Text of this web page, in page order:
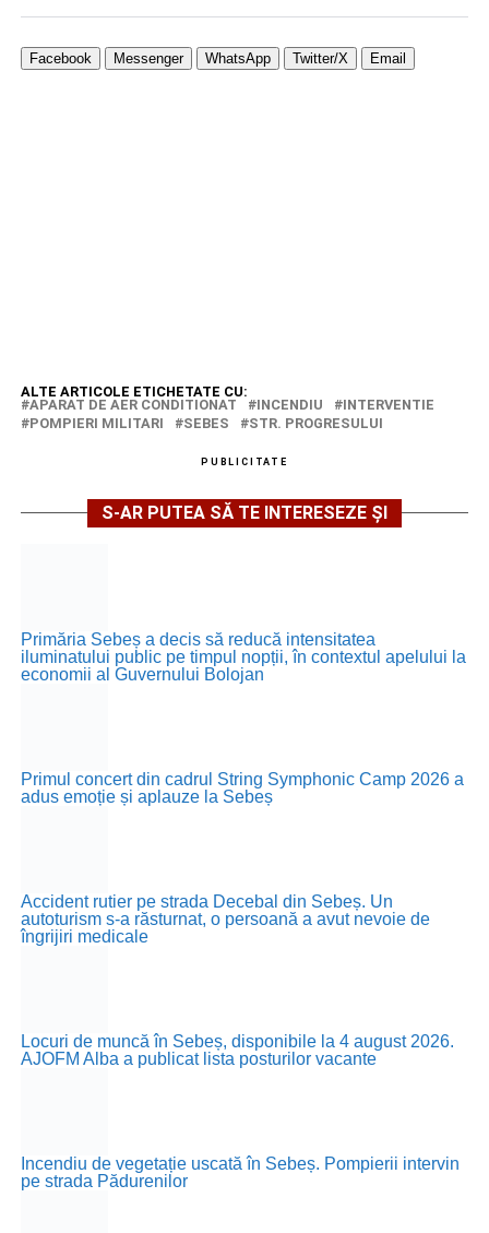
Facebook Messenger WhatsApp Twitter/X Email
ALTE ARTICOLE ETICHETATE CU:
APARAT DE AER CONDITIONAT
INCENDIU
INTERVENTIE
POMPIERI MILITARI
SEBES STR. PROGRESULUI
PUBLICITATE
S-AR PUTEA SĂ TE INTERESEZE ȘI
Primăria Sebeș a decis să reducă intensitatea
iluminatului public pe timpul nopții, în contextul apelului la
economii al Guvernului Bolojan
Primul concert din cadrul String Symphonic Camp 2026 a
adus emoție și aplauze la Sebeș
Accident rutier pe strada Decebal din Sebeș. Un
autoturism s-a răsturnat, o persoană a avut nevoie de
îngrijiri medicale
Locuri de muncă în Sebeș, disponibile la 4 august 2026.
AJOFM Alba a publicat lista posturilor vacante
Incendiu de vegetație uscată în Sebeș. Pompierii intervin
pe strada Pădurenilor